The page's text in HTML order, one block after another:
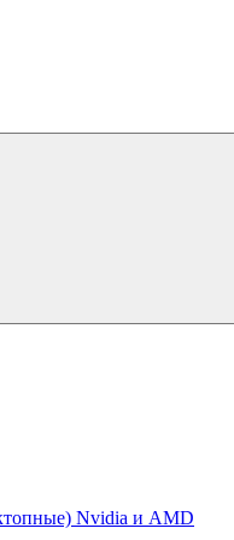
Nvidia и AMD